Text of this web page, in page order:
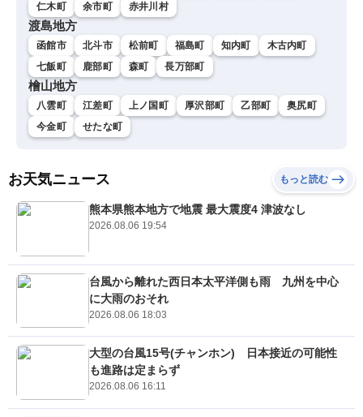
仁木町
余市町 赤井川村
渡島地方
函館市 北斗市 松前町 福島町 知内町
木古内町
七飯町
鹿部町 森町 長万部町
檜山地方
八雲町 江差町 上ノ国町 厚沢部町 乙部町
奥尻町
今金町
せたな町
お天気ニュース もっと読む
熊本県熊本地方で地震 最大震度4 津波なし
2026.08.06 19:54
台風から離れた西日本太平洋側も雨 九州を中心
に大雨のおそれ
2026.08.06 18:03
大型の台風15号(チャンホン) 日本接近の可能性
も進路は定まらず
2026.08.06 16:11